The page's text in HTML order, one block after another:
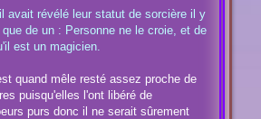
avait révélé leur statut de sorcière il y
de un : Personne ne le croie, et de
est un magicien.
quand mêle resté assez proche de
puisqu'elles l'ont libéré de
purs donc il ne serait sûrement